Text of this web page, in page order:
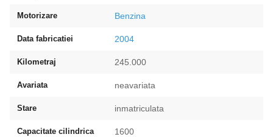
Motorizare Benzina
Data fabricatiei 2004
Kilometraj 245.000
Avariata neavariata
Stare inmatriculata
Capacitate cilindrica 1600